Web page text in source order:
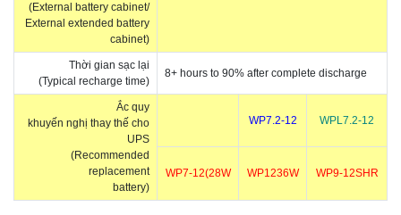
(External battery cabinet/
External extended battery
cabinet)
Thời gian sạc lại
(Typical recharge time)
​8+ hours to 90% after complete discharge
Ắc quy
khuyến nghị thay thế cho
UPS
(Recommended
replacement
battery)
WP7.2-12 WPL7.2-12
WP7-12(28W WP1236W WP9-12SHR